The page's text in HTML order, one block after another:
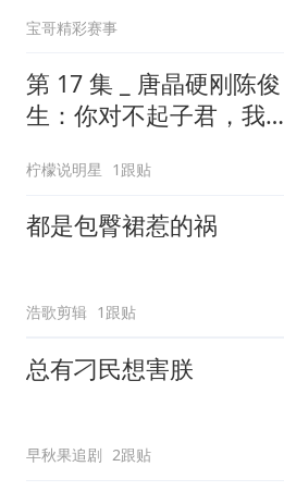
宝哥精彩赛事
第 17 集 _ 唐晶硬刚陈俊
生：你对不起子君，我就
柠檬说明星 1跟贴
都是包臀裙惹的祸
浩歌剪辑 1跟贴
总有刁民想害朕
早秋果追剧 2跟贴